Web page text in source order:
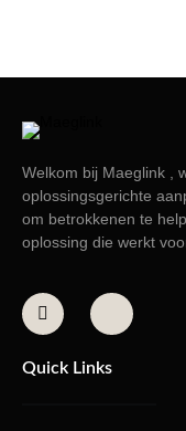
Welkom bij Maeglink ,
oplossingsgerichte
om betrokkenen te
oplossing die werkt
Quick Links